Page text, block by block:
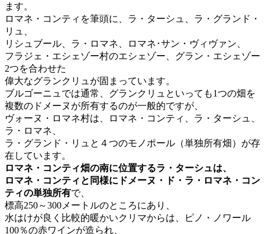
ます。
ロマネ・コンティを筆頭に、ラ・ターシュ、ラ・グランド・
リュ、
リシュブール、ラ・ロマネ、ロマネ･サン・ヴィヴァン、
フラジェ・エシェゾー村のエシェゾー、グラン・エシェゾー
2つを合わせた
偉大なグランクリュが固まっています。
ブルゴーニュでは通常、グランクリュといっても1つの畑を
複数のドメーヌが所有するのが一般的ですが、
ヴォーヌ・ロマネ村は、ロマネ・コンティ、ラ・ターシュ、
ラ・ロマネ、
ラ・グランド・リュと４つのモノポール（単独所有畑）が存
在しています。
ロマネ・コンティ畑の南に位置するラ・ターシュは、
ロマネ・コンティと同様にドメーヌ・ド・ラ・ロマネ・コン
ティの単独所有で、
標高250～300メートルのところにあり、
水はけが良く比較的暖かいクリマからは、ピノ・ノワール
100％の赤ワインが造られ、